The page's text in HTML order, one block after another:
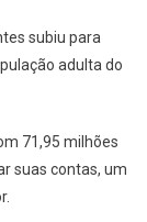
subiu para
adulta do
71,95 milhões
suas contas, um